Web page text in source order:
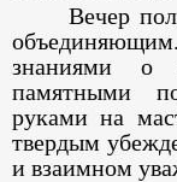
Вечер
знаниями о
памятными
руками на
твердым
и взаимном